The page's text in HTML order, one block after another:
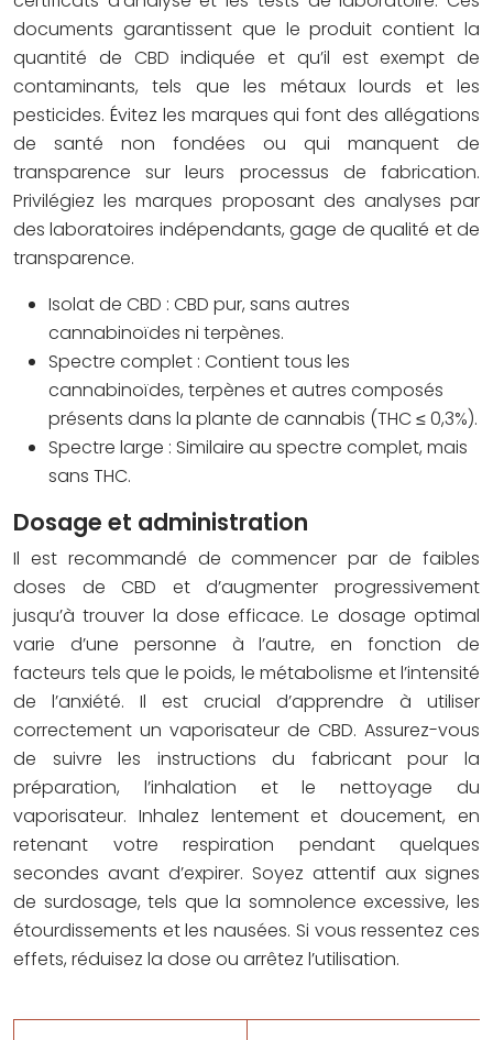
documents garantissent que le produit contient la
quantité de CBD indiquée et qu’il est exempt de
contaminants, tels que les métaux lourds et les
pesticides. Évitez les marques qui font des allégations
de santé non fondées ou qui manquent de
transparence sur leurs processus de fabrication.
Privilégiez les marques proposant des analyses par
des laboratoires indépendants, gage de qualité et de
transparence.
Isolat de CBD : CBD pur, sans autres
cannabinoïdes ni terpènes.
Spectre complet : Contient tous les
cannabinoïdes, terpènes et autres composés
présents dans la plante de cannabis (THC ≤ 0,3%).
Spectre large : Similaire au spectre complet, mais
sans THC.
Dosage et administration
Il est recommandé de commencer par de faibles
doses de CBD et d’augmenter progressivement
jusqu’à trouver la dose efficace. Le dosage optimal
varie d’une personne à l’autre, en fonction de
facteurs tels que le poids, le métabolisme et l’intensité
de l’anxiété. Il est crucial d’apprendre à utiliser
correctement un vaporisateur de CBD. Assurez-vous
de suivre les instructions du fabricant pour la
préparation, l’inhalation et le nettoyage du
vaporisateur. Inhalez lentement et doucement, en
retenant votre respiration pendant quelques
secondes avant d’expirer. Soyez attentif aux signes
de surdosage, tels que la somnolence excessive, les
étourdissements et les nausées. Si vous ressentez ces
effets, réduisez la dose ou arrêtez l’utilisation.